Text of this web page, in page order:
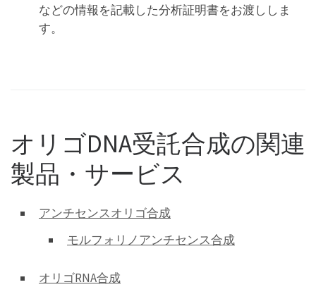
などの情報を記載した分析証明書をお渡ししま
す。
オリゴDNA受託合成の関連
製品・サービス
アンチセンスオリゴ合成
モルフォリノアンチセンス合成
オリゴRNA合成